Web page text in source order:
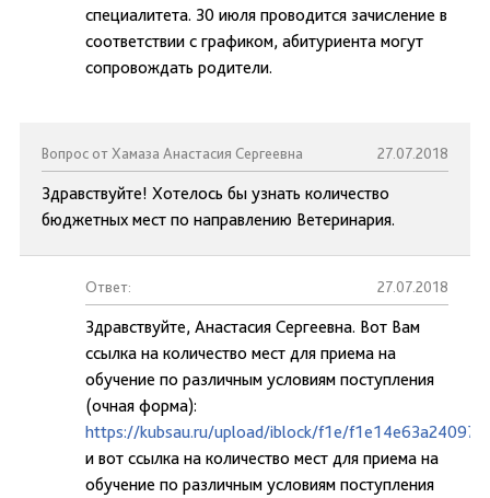
специалитета. 30 июля проводится зачисление в
соответствии с графиком, абитуриента могут
сопровождать родители.
Вопрос от Хамаза Анастасия Сергеевна 27.07.2018
Здравствуйте! Хотелось бы узнать количество
бюджетных мест по направлению Ветеринария.
Ответ: 27.07.2018
Здравствуйте, Анастасия Сергеевна. Вот Вам
ссылка на количество мест для приема на
обучение по различным условиям поступления
(очная форма):
https://kubsau.ru/upload/iblock/f1e/
и вот ссылка на количество мест для приема на
обучение по различным условиям поступления